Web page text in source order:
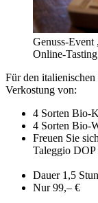
Genuss-
Online-
Für den
Verkostung von:
4 Sorten Bio-
4 Sorten Bio-
Freuen Sie
Taleggio
Dauer 1,5
Nur 99,– €